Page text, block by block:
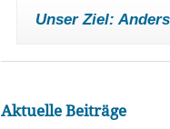
Unser Ziel:
Aktuelle Beiträge